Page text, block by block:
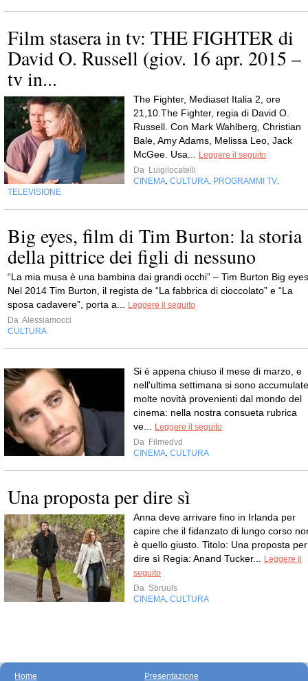
Film stasera in tv: THE FIGHTER di
David O. Russell (giov. 16 apr. 2015 –
tv in...
The Fighter, Mediaset Italia 2, ore
21,10.The Fighter, regia di David O.
Russell. Con Mark Wahlberg, Christian
Bale, Amy Adams, Melissa Leo, Jack
McGee. Usa...
Leggere il seguito
Da Luigilocatelli
CINEMA CULTURA PROGRAMMI TV
TELEVISIONE
Big eyes, film di Tim Burton: la storia
della pittrice dei figli di nessuno
“La mia musa è una bambina dai grandi occhi” – Tim Burton Big eyes
Nel 2014 Tim Burton, il regista de “La fabbrica di cioccolato” e “La
sposa cadavere”, porta a...
Leggere il seguito
Da Alessiamocci
CULTURA
Si è appena chiuso il mese di marzo, e
nell'ultima settimana si sono accumulate
molte novità provenienti dal mondo del
cinema: nella nostra consueta rubrica
ve...
Leggere il seguito
Da Filmedvd
CINEMA CULTURA
Una proposta per dire sì
Anna deve arrivare fino in Irlanda per
capire che il fidanzato di lungo corso
è quello giusto. Titolo: Una proposta per
dire sì Regia: Anand Tucker...
Leggere il
seguito
Da Sbruuls
CINEMA CULTURA
Home Presentazione